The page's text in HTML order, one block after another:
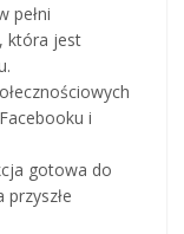
pełni
która jest
i
gotowa do